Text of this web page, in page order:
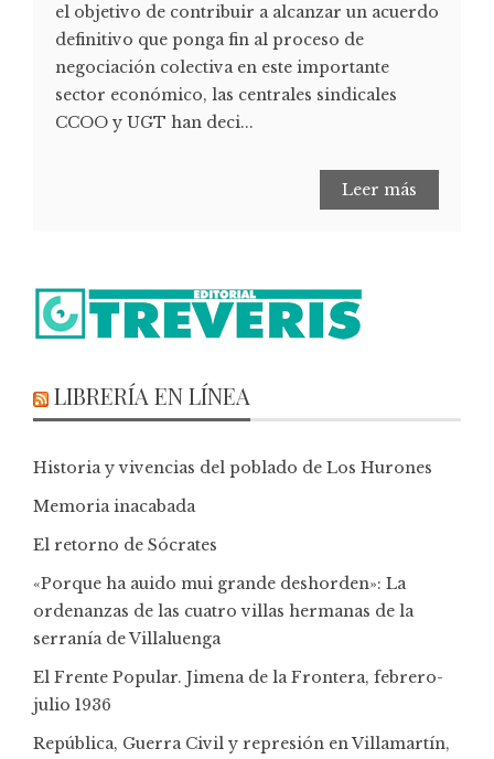
el objetivo de contribuir a alcanzar un acuerdo
definitivo que ponga fin al proceso de
negociación colectiva en este importante
sector económico, las centrales sindicales
CCOO y UGT han deci...
Leer más
LIBRERÍA EN LÍNEA
Historia y vivencias del poblado de Los Hurones
Memoria inacabada
El retorno de Sócrates
«Porque ha auido mui grande deshorden»: La
ordenanzas de las cuatro villas hermanas de la
serranía de Villaluenga
El Frente Popular. Jimena de la Frontera, febrero-
julio 1936
República, Guerra Civil y represión en Villamartín,